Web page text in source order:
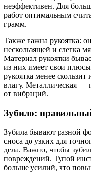
неэффективен. Для
работ оптимальным
грамм.
Также важна рукоятка:
нескользящей и слегка
Материал рукоятки
из них имеет свои
рукоятка менее
влагу. Металлическая —
от вибраций.
Зубило:
Зубила бывают разной
сноса до узких для
дела. Важно, чтобы
повреждений. Тупой
больше усилий, что